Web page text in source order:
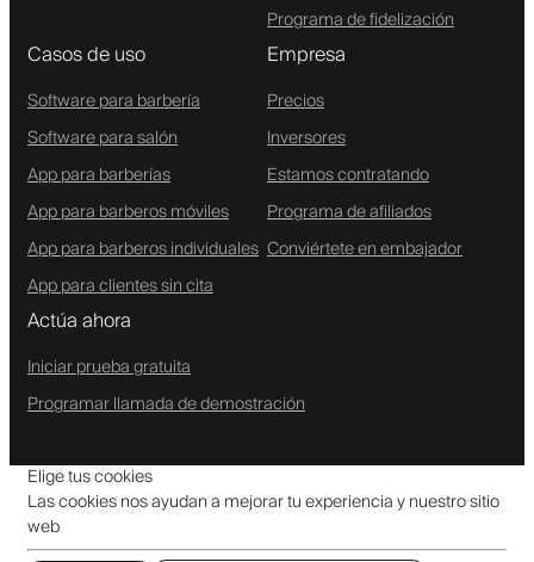
Programa de fidelización
Casos de uso
Software para barbería
Software para salón
App para barberías
App para barberos móviles
App para barberos individuales
App para clientes sin cita
Empresa
Precios
Inversores
Estamos contratando
Programa de afiliados
Conviértete en embajador
Actúa ahora
Iniciar prueba gratuita
Programar llamada de demostración
Elige tus cookies
Las cookies nos ayudan a mejorar tu experiencia y nuestro sitio
web